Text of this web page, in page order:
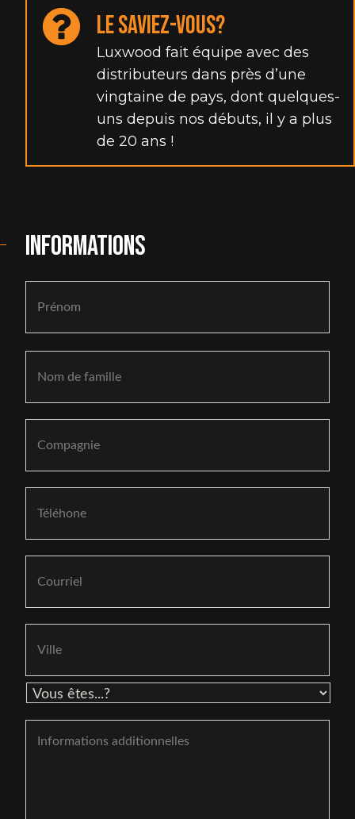
Le saviez-vous?
Luxwood fait équipe avec des
distributeurs dans près d’une
vingtaine de pays, dont quelques-
uns depuis nos débuts, il y a plus
de 20 ans !
INFORMATIONS
Name
Business
Phone *
Email
Address * Ville
Type
Informations
additionnelles